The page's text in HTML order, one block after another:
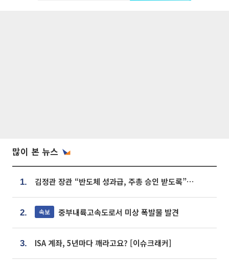
많이 본 뉴스
1. 김정관 장관 “반도체 성과급, 주총 승인 받도록”…상법·자본시장법 개정 시사
2. 속보 중부내륙고속도로서 미상 폭발물 발견
3. ISA 계좌, 5년마다 깨라고요? [이슈크래커]